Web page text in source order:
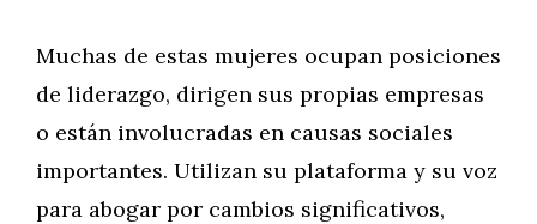
Muchas de estas mujeres ocupan posiciones
de liderazgo, dirigen sus propias empresas
o están involucradas en causas sociales
importantes. Utilizan su plataforma y su voz
para abogar por cambios significativos,